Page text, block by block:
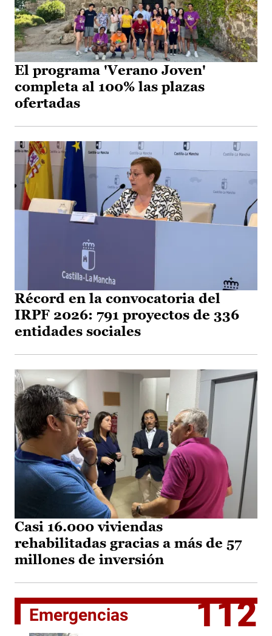
El programa 'Verano Joven'
completa al 100% las plazas
ofertadas
Récord en la convocatoria del
IRPF 2026: 791 proyectos de 336
entidades sociales
Casi 16.000 viviendas
rehabilitadas gracias a más de 57
millones de inversión
Emergencias 112